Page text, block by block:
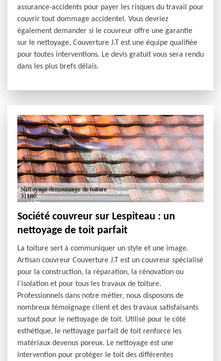
assurance-accidents pour payer les risques du travail pour
couvrir tout dommage accidentel. Vous devriez
également demander si le couvreur offre une garantie
sur le nettoyage. Couverture J.T est une équipe qualifiée
pour toutes interventions. Le devis gratuit vous sera rendu
dans les plus brefs délais.
Société couvreur sur Lespiteau : un
nettoyage de toit parfait
La toiture sert à communiquer un style et une image.
Artisan couvreur Couverture J.T est un couvreur spécialisé
pour la construction, la réparation, la rénovation ou
l'isolation et pour tous les travaux de toiture.
Professionnels dans notre métier, nous disposons de
nombreux témoignage client et des travaux satisfaisants
surtout pour le nettoyage de toit. Utilisé pour le côté
esthétique, le nettoyage parfait de toit renforce les
matériaux devenus poreux. Le nettoyage est une
intervention pour protéger le toit des différentes